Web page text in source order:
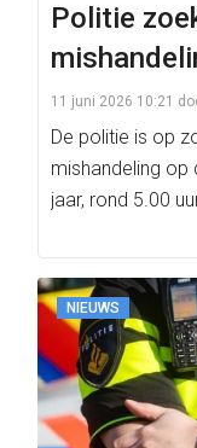
Politie
11 juni 2026 10:21
De politie is op
mishandeling op
jaar, rond 5.00
NIEUWS